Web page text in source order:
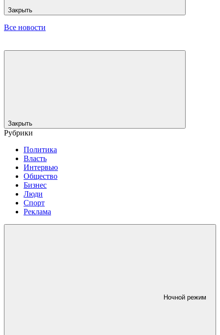
Закрыть
Все новости
Закрыть
Рубрики
Политика
Власть
Интервью
Общество
Бизнес
Люди
Спорт
Реклама
Ночной режим